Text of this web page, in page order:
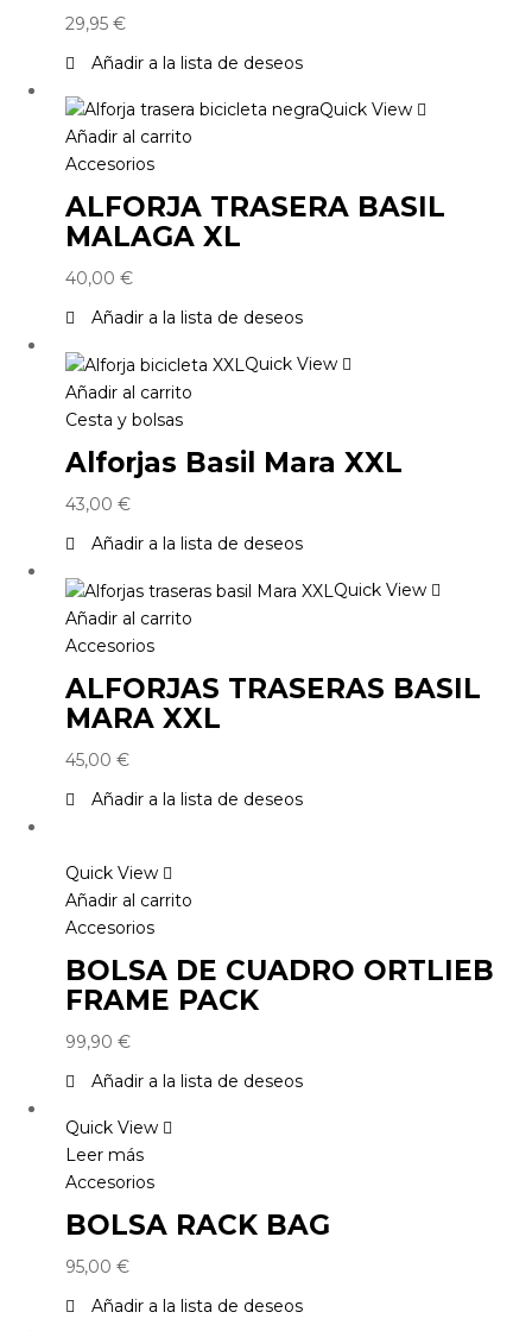
29,95 €
Añadir a la lista de deseos
Quick View
Añadir al carrito
Accesorios
ALFORJA TRASERA BASIL
MALAGA XL
40,00 €
Añadir a la lista de deseos
Quick View
Añadir al carrito
Cesta y bolsas
Alforjas Basil Mara XXL
43,00 €
Añadir a la lista de deseos
Quick View
Añadir al carrito
Accesorios
ALFORJAS TRASERAS BASIL
MARA XXL
45,00 €
Añadir a la lista de deseos
Quick View
Añadir al carrito
Accesorios
BOLSA DE CUADRO ORTLIEB
FRAME PACK
99,90 €
Añadir a la lista de deseos
Quick View
Leer más
Accesorios
BOLSA RACK BAG
95,00 €
Añadir a la lista de deseos